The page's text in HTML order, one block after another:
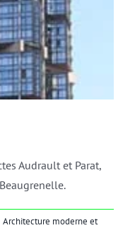
Audrault et Parat,
Architecture moderne et